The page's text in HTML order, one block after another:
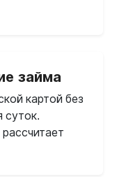
займа
картой без
суток.